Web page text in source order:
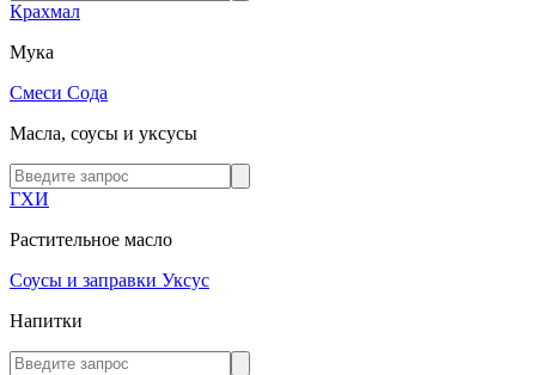
Крахмал
Мука
Смеси Сода
Масла, соусы и уксусы
ГХИ
Растительное масло
Соусы и заправки Уксус
Напитки